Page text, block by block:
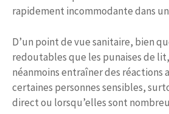
rapidement incommodante dans
D’un point de vue sanitaire, bien
redoutables que les punaises de
néanmoins entraîner des réactions
certaines personnes sensibles,
direct ou lorsqu’elles sont